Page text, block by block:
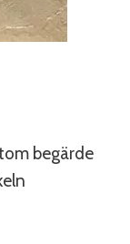
begärde